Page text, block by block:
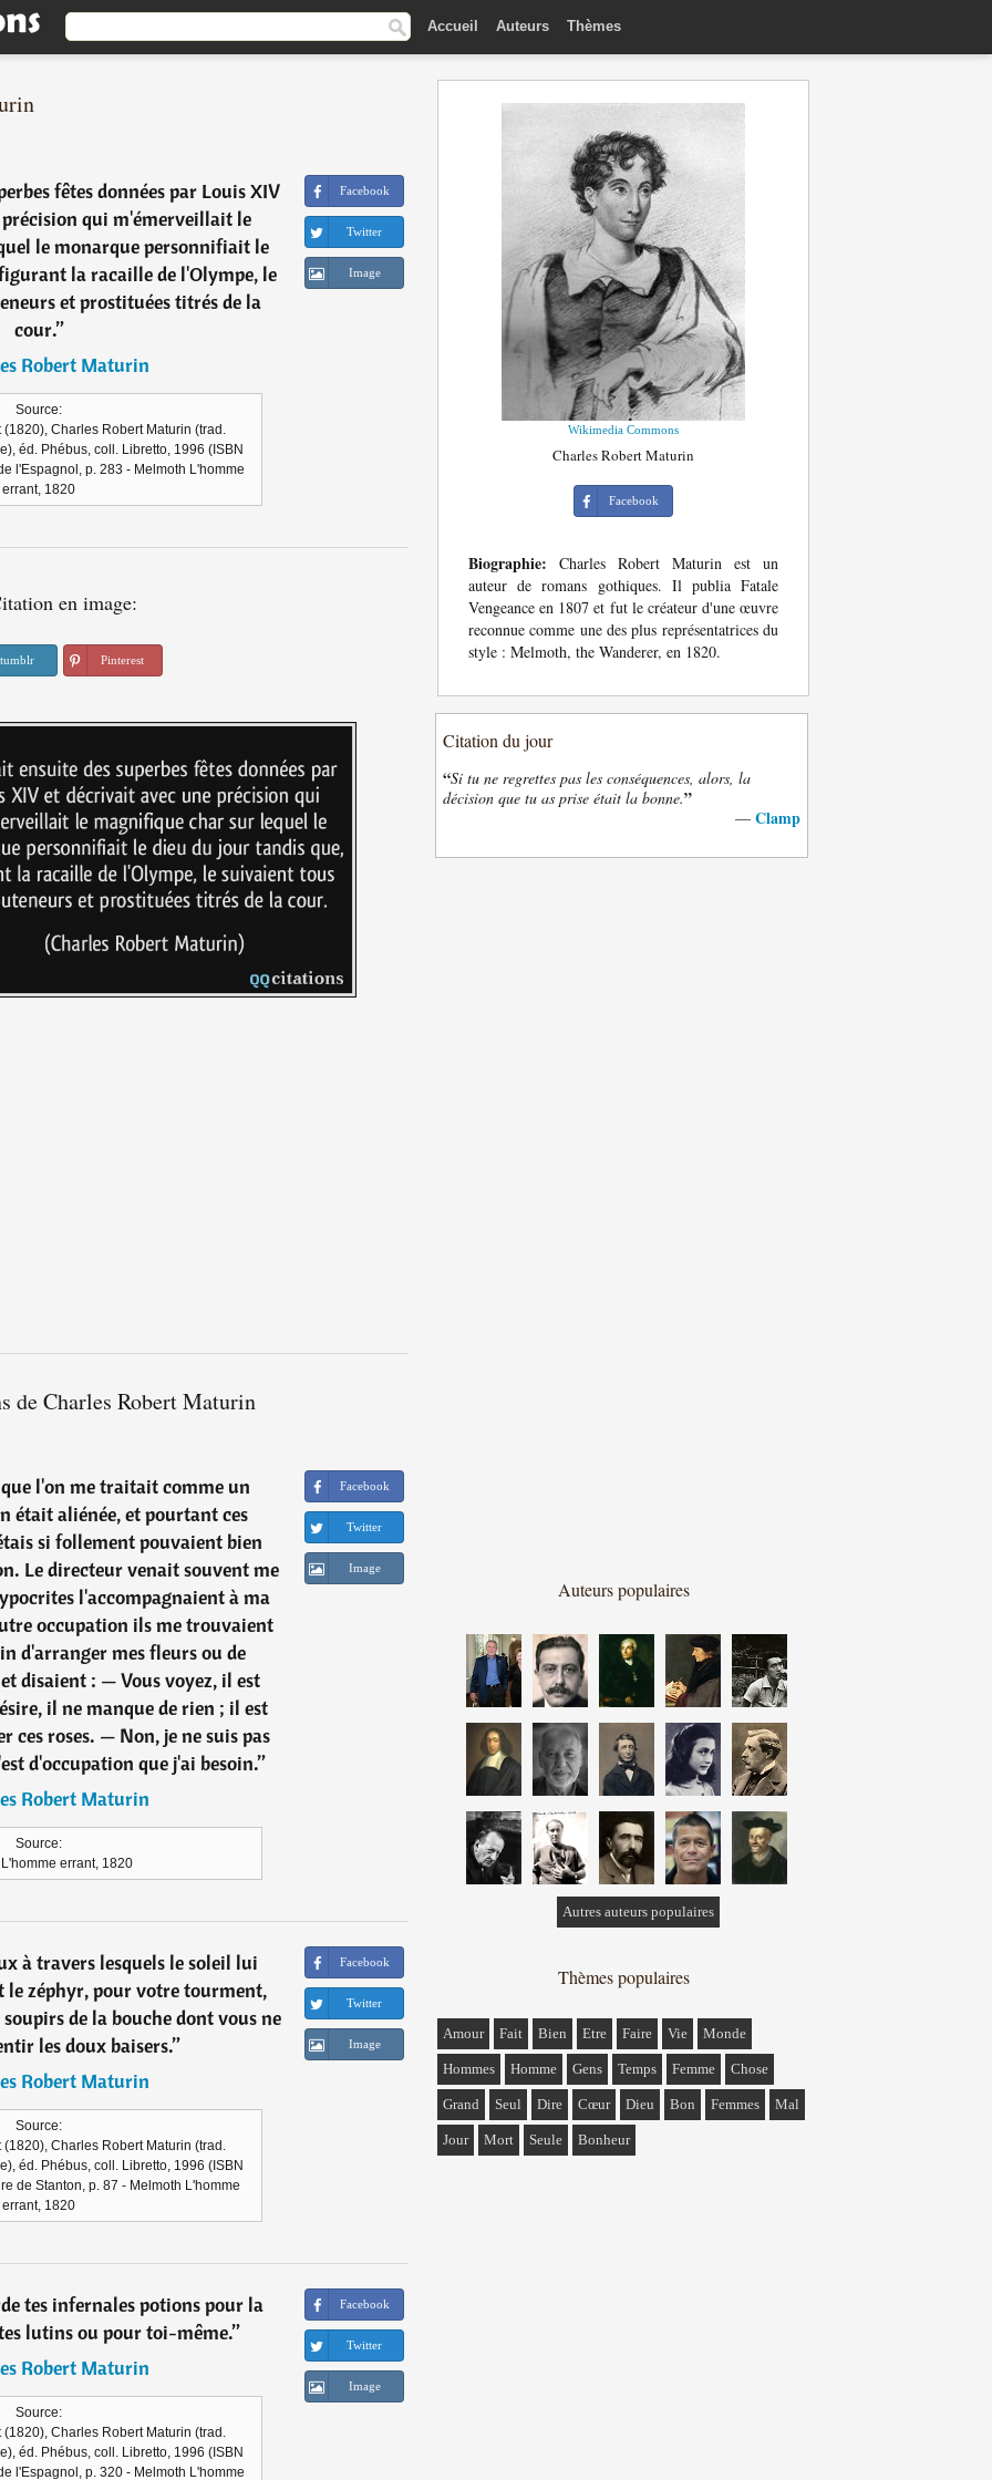
Accueil Auteurs Thèmes
fêtes données par Louis XIV
qui m'émerveillait le
le monarque personnifiait le
la racaille de l'Olympe, le
et prostituées titrés de la
cour.”
Robert Maturin
Source:
Charles Robert Maturin (trad.
éd. Phébus, coll. Libretto, 1996 (ISBN
l'Espagnol, p. 283 - Melmoth L'homme
errant, 1820
Facebook
Twitter
Image
en image:
tumblr Pinterest
de Charles Robert Maturin
que l'on me traitait comme un
était aliénée, et pourtant ces
si follement pouvaient bien
Le directeur venait souvent me
l'accompagnaient à ma
occupation ils me trouvaient
d'arranger mes fleurs ou de
disaient : — Vous voyez, il est
il ne manque de rien ; il est
ces roses. — Non, je ne suis pas
d'occupation que j'ai besoin.”
Robert Maturin
Source:
errant, 1820
Facebook
Twitter
Image
à travers lesquels le soleil lui
le zéphyr, pour votre tourment,
de la bouche dont vous ne
les doux baisers.”
Robert Maturin
Source:
Charles Robert Maturin (trad.
éd. Phébus, coll. Libretto, 1996 (ISBN
de Stanton, p. 87 - Melmoth L'homme
errant, 1820
Facebook
Twitter
Image
tes infernales potions pour la
lutins ou pour toi-même.”
Robert Maturin
Source:
Charles Robert Maturin (trad.
éd. Phébus, coll. Libretto, 1996 (ISBN
l'Espagnol, p. 320 - Melmoth L'homme
Facebook
Twitter
Image
Wikimedia Commons
Charles Robert Maturin
Facebook
Biographie: Charles Robert Maturin est un
auteur de romans gothiques. Il publia Fatale
Vengeance en 1807 et fut le créateur d'une œuvre
reconnue comme une des plus représentatrices du
style : Melmoth, the Wanderer, en 1820.
Citation du jour
“Si tu ne regrettes pas les conséquences, alors, la
décision que tu as prise était la bonne.”
— Clamp
Auteurs populaires
Autres auteurs populaires
Thèmes populaires
Amour Fait Bien Etre Faire Vie Monde
Hommes Homme Gens Temps Femme Chose
Grand Seul Dire Cœur Dieu Bon Femmes Mal
Jour Mort Seule Bonheur